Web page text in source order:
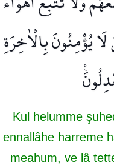
يُؤْمِنُونَ بِالْاٰخِرَةِ
Kul helumme
ennallâhe harreme
meahum, ve lâ